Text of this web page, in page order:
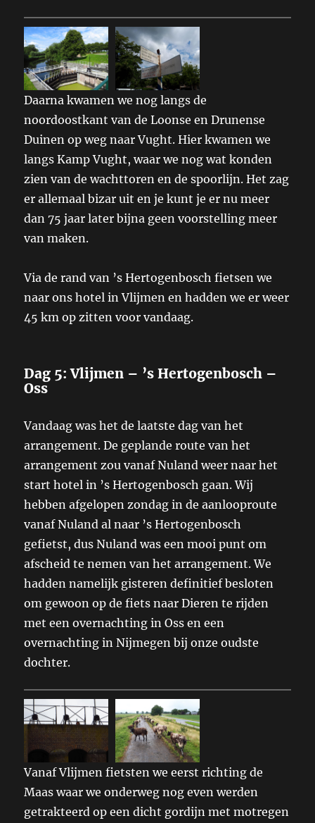
Daarna kwamen we nog langs de
noordoostkant van de Loonse en Drunense
Duinen op weg naar Vught. Hier kwamen we
langs Kamp Vught, waar we nog wat konden
zien van de wachttoren en de spoorlijn. Het zag
er allemaal bizar uit en je kunt je er nu meer
dan 75 jaar later bijna geen voorstelling meer
van maken.
Via de rand van ’s Hertogenbosch fietsen we
naar ons hotel in Vlijmen en hadden we er weer
45 km op zitten voor vandaag.
Dag 5: Vlijmen – ’s Hertogenbosch –
Oss
Vandaag was het de laatste dag van het
arrangement. De geplande route van het
arrangement zou vanaf Nuland weer naar het
start hotel in ’s Hertogenbosch gaan. Wij
hebben afgelopen zondag in de aanlooproute
vanaf Nuland al naar ’s Hertogenbosch
gefietst, dus Nuland was een mooi punt om
afscheid te nemen van het arrangement. We
hadden namelijk gisteren definitief besloten
om gewoon op de fiets naar Dieren te rijden
met een overnachting in Oss en een
overnachting in Nijmegen bij onze oudste
dochter.
Vanaf Vlijmen fietsten we eerst richting de
Maas waar we onderweg nog even werden
getrakteerd op een dicht gordijn met motregen